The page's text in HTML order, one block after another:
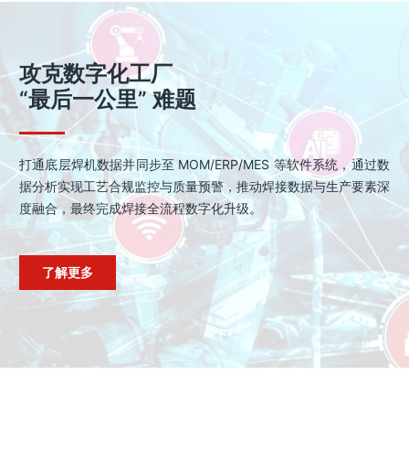
攻克数字化工厂
“最后一公里” 难题
打通底层焊机数据并同步至 MOM/ERP/MES 等软件系统，通过数
据分析实现工艺合规监控与质量预警，推动焊接数据与生产要素深
度融合，最终完成焊接全流程数字化升级。
了解更多